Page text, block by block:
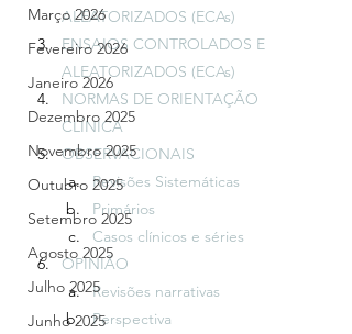
Março 2026
Fevereiro 2026
Janeiro 2026
Dezembro 2025
Novembro 2025
Outubro 2025
Setembro 2025
Agosto 2025
Julho 2025
Junho 2025
ALEATORIZADOS (ECAs)
ENSAIOS CONTROLADOS E
ALEATORIZADOS (ECAs)
NORMAS DE ORIENTAÇÃO
CLÍNICA
OBSERVACIONAIS
Revisões Sistemáticas
Primários
Casos clínicos e séries
OPINIÃO
Revisões narrativas
Perspectiva